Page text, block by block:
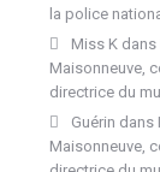
la police
Miss K dans
Maisonneuve,
directrice du
Guérin dans
Maisonneuve,